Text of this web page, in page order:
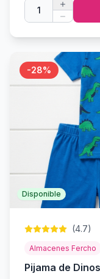
1
-28%
Disponible
(4.7)
Almacenes Fercho
Pijama de